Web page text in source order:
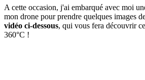
A cette occasion, j'ai embarqué avec moi
mon drone pour prendre quelques images
vidéo ci-dessous, qui vous fera découvrir
360°C !